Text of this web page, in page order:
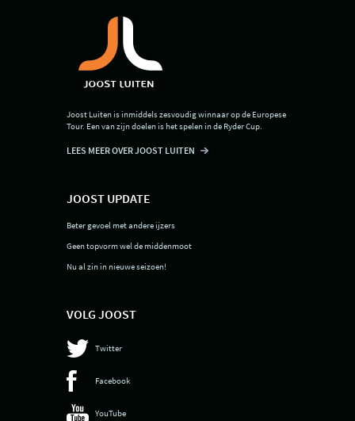
Joost Luiten is inmiddels zesvoudig winnaar op de Europese
Tour. Een van zijn doelen is het spelen in de Ryder Cup.
LEES MEER OVER JOOST LUITEN
JOOST UPDATE
Beter gevoel met andere ijzers
Geen topvorm wel de middenmoot
Nu al zin in nieuwe seizoen!
VOLG JOOST
Twitter
Facebook
YouTube